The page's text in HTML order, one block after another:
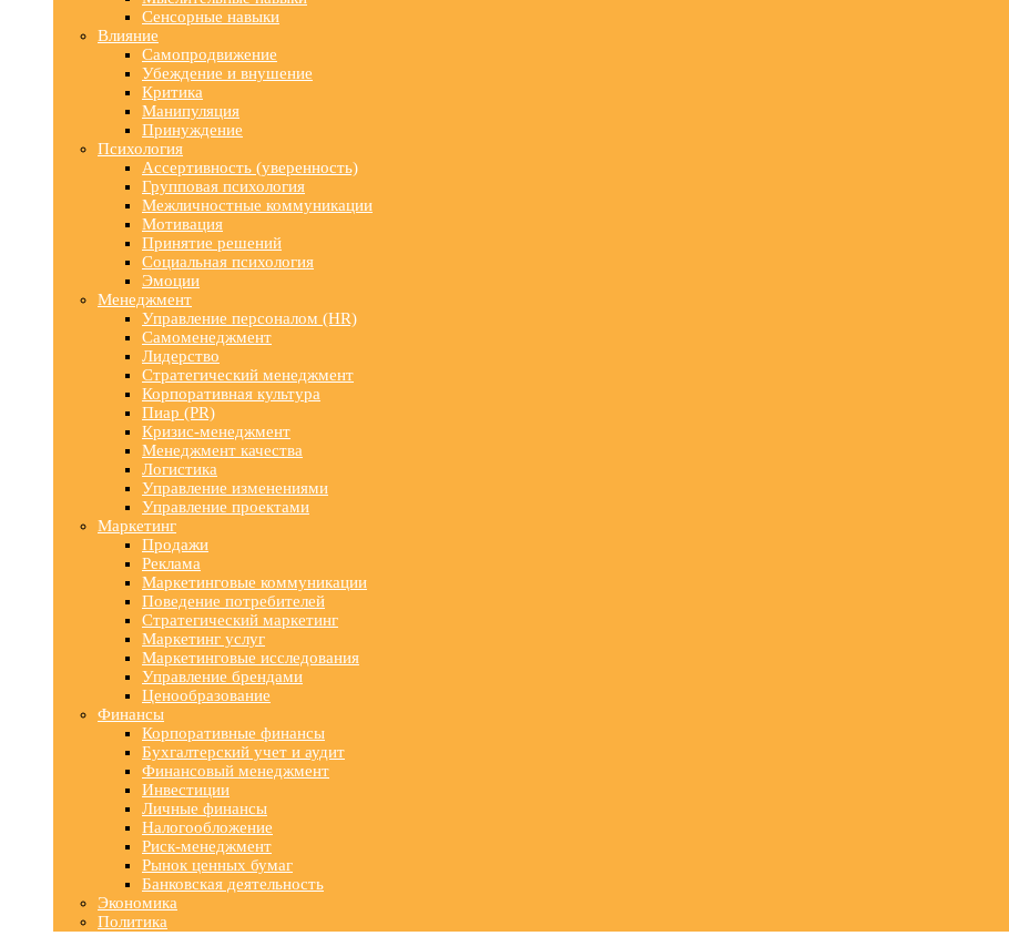
Сенсорные навыки
Влияние
Самопродвижение
Убеждение и внушение
Критика
Манипуляция
Принуждение
Психология
Ассертивность (уверенность)
Групповая психология
Межличностные коммуникации
Мотивация
Принятие решений
Социальная психология
Эмоции
Менеджмент
Управление персоналом (HR)
Самоменеджмент
Лидерство
Стратегический менеджмент
Корпоративная культура
Пиар (PR)
Кризис-менеджмент
Менеджмент качества
Логистика
Управление изменениями
Управление проектами
Маркетинг
Продажи
Реклама
Маркетинговые коммуникации
Поведение потребителей
Стратегический маркетинг
Маркетинг услуг
Маркетинговые исследования
Управление брендами
Ценообразование
Финансы
Корпоративные финансы
Бухгалтерский учет и аудит
Финансовый менеджмент
Инвестиции
Личные финансы
Налогообложение
Риск-менеджмент
Рынок ценных бумаг
Банковская деятельность
Экономика
Политика